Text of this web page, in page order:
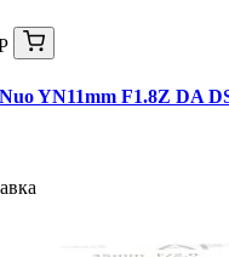
YN11mm F1.8Z DA